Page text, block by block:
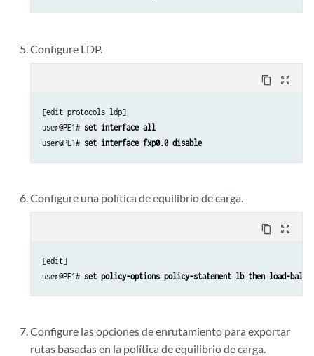
Configure LDP.
content_copy zoom_out_map
[edit protocols ldp]
user@PE1# set interface all
user@PE1# set interface fxp0.0 disable
Configure una política de equilibrio de carga.
content_copy zoom_out_map
[edit]
user@PE1# set policy-options policy-statement lb then load-
Configure las opciones de enrutamiento para exportar
rutas basadas en la política de equilibrio de carga.